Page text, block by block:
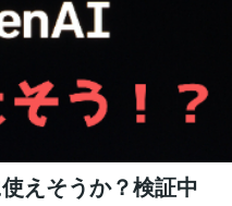
えそうか？検証中